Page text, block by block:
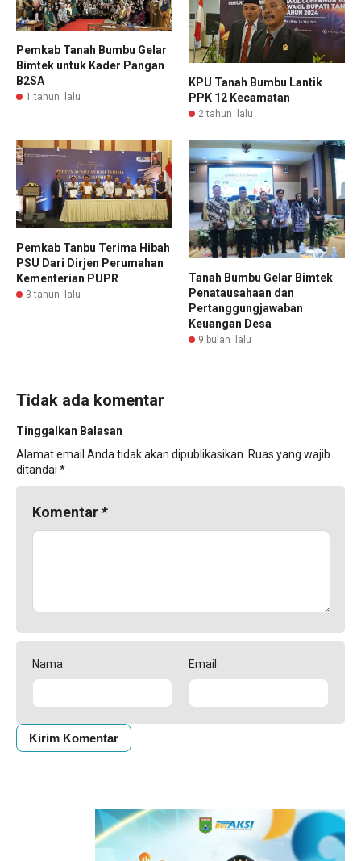
Pemkab Tanah Bumbu Gelar
Bimtek untuk Kader Pangan
B2SA
1 tahun lalu
KPU Tanah Bumbu Lantik
PPK 12 Kecamatan
2 tahun lalu
Pemkab Tanbu Terima Hibah
PSU Dari Dirjen Perumahan
Kementerian PUPR
3 tahun lalu
Tanah Bumbu Gelar Bimtek
Penatausahaan dan
Pertanggungjawaban
Keuangan Desa
9 bulan lalu
Tidak ada komentar
Tinggalkan Balasan
Alamat email Anda tidak akan dipublikasikan. Ruas yang wajib
ditandai *
Komentar*
Nama Email